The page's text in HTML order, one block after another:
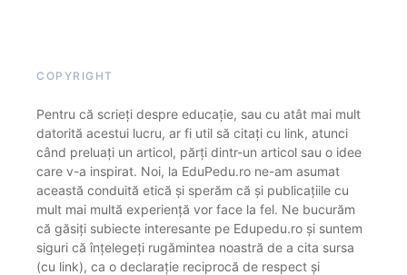
COPYRIGHT
Pentru că scrieți despre educație, sau cu atât mai mult
datorită acestui lucru, ar fi util să citați cu link, atunci
când preluați un articol, părți dintr-un articol sau o idee
care v-a inspirat. Noi, la EduPedu.ro ne-am asumat
această conduită etică și sperăm că și publicațiile cu
mult mai multă experiență vor face la fel. Ne bucurăm
că găsiți subiecte interesante pe Edupedu.ro și suntem
siguri că înțelegeți rugămintea noastră de a cita sursa
(cu link), ca o declarație reciprocă de respect și